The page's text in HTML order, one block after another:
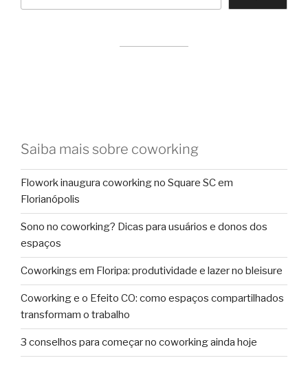
Saiba mais sobre coworking
Flowork inaugura coworking no Square SC em
Florianópolis
Sono no coworking? Dicas para usuários e donos dos
espaços
Coworkings em Floripa: produtividade e lazer no bleisure
Coworking e o Efeito CO: como espaços compartilhados
transformam o trabalho
3 conselhos para começar no coworking ainda hoje